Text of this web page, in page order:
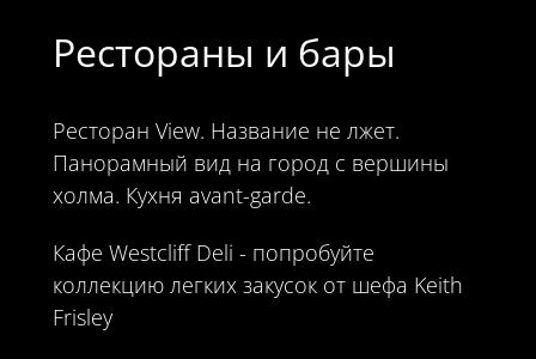
Рестораны и бары
Ресторан View. Название не лжет.
Панорамный вид на город с вершины
холма. Кухня avant-garde.
Кафе Westcliff Deli - попробуйте
коллекцию легких закусок от шефа Keith
Frisley